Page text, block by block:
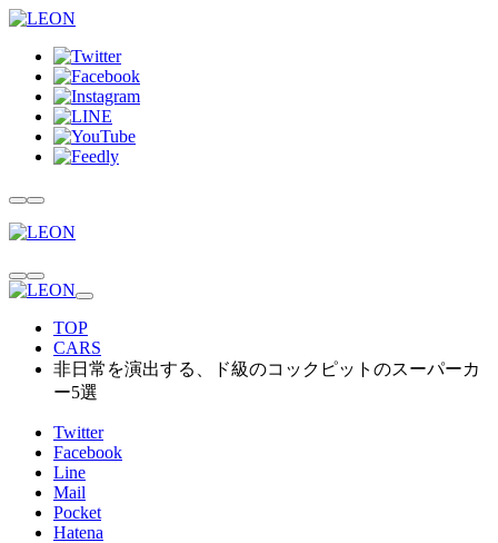
TOP
CARS
非日常を演出する、ド級のコックピットのスーパーカ
ー5選
Twitter
Facebook
Line
Mail
Pocket
Hatena